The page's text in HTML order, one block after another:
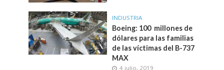
INDUSTRIA
Boeing: 100 millones de
dólares para las familias
de las víctimas del B-737
MAX
4 julio, 2019